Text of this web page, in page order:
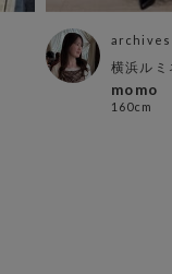
archives
横浜ルミ
momo
160cm